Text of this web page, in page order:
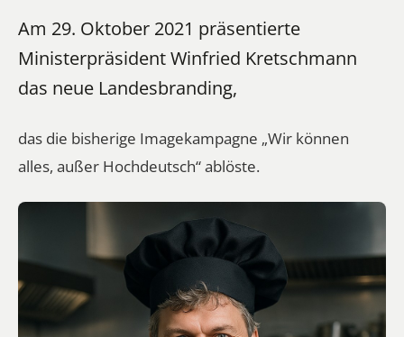
Am 29. Oktober 2021 präsentierte
Ministerpräsident Winfried Kretschmann
das neue Landesbranding,
das die bisherige Imagekampagne „Wir können
alles, außer Hochdeutsch“ ablöste.